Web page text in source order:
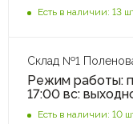
Есть в наличии: 13
Склад №1
Режим работы:
17:00 вс:
Есть в наличии: 10